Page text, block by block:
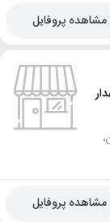
مشاهده پروفایل
مشاهده پروفایل